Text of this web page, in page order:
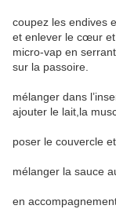
coupez les endives
et enlever le cœur
micro-vap en
sur la passoire.
mélanger dans
ajouter le lait,la
poser le couvercle
mélanger la sauce
en